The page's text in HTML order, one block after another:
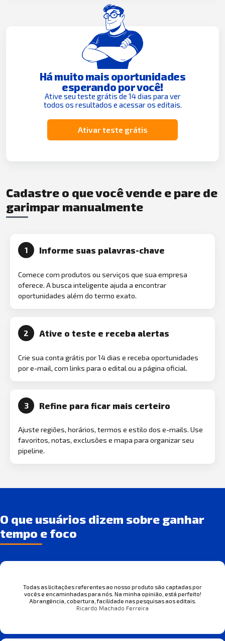
Há muito mais oportunidades
esperando por você!
Ative seu teste grátis de 14 dias para ver
todos os resultados e acessar os editais.
Ativar teste grátis
Cadastre o que você vende e pare de
garimpar manualmente
1 Informe suas palavras-chave
Comece com produtos ou serviços que sua empresa
oferece. A busca inteligente ajuda a encontrar
oportunidades além do termo exato.
2 Ative o teste e receba alertas
Crie sua conta grátis por 14 dias e receba oportunidades
por e-mail, com links para o edital ou a página oficial.
3 Refine para ficar mais certeiro
Ajuste regiões, horários, termos e estilo dos e-mails. Use
favoritos, notas, exclusões e mapa para organizar seu
pipeline.
O que usuários dizem sobre ganhar
tempo e foco
Todas as licitações referentes ao nosso produto são captadas por
vocês e encaminhadas para nós. Na minha opinião, está perfeito!
Abrangência, cobertura, facilidade nas pesquisas aos editais.
Ricardo Machado Ferreira